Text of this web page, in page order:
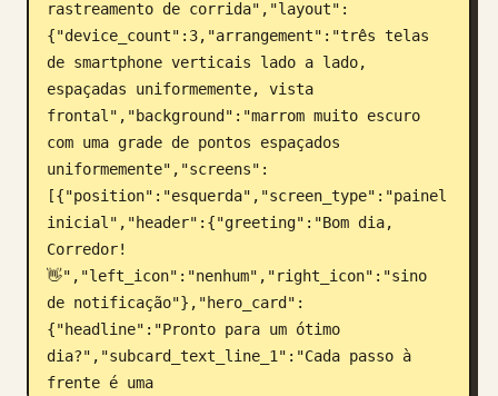
rastreamento de corrida","layout":
{"device_count":3,"arrangement":"três telas
de smartphone verticais lado a lado,
espaçadas uniformemente, vista
frontal","background":"marrom muito escuro
com uma grade de pontos espaçados
uniformemente","screens":
[{"position":"esquerda","screen_type":"painel
inicial","header":{"greeting":"Bom dia,
Corredor!
👋","left_icon":"nenhum","right_icon":"sino
de notificação"},"hero_card":
{"headline":"Pronto para um ótimo
dia?","subcard_text_line_1":"Cada passo à
frente é uma